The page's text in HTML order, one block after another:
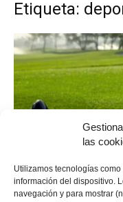
las
Utilizamos tecnologías
información del dispositivo.
navegación y para mostrar
Etiqueta:
Miscelanea
Dándole a la